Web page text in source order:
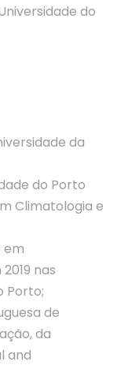
do
da
do Porto
Climatologia e
em
nas
Porto;
de
da
and